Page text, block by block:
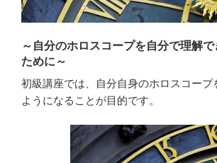
～自分のホロスコープを自分で理解
ために～
初級講座では、自分自身のホロスコープ
ようになることが目的です。